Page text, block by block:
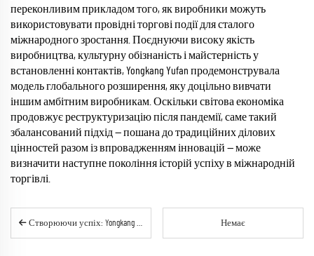
переконливим прикладом того, як виробники можуть
використовувати провідні торгові події для сталого
міжнародного зростання. Поєднуючи високу якість
виробництва, культурну обізнаність і майстерність у
встановленні контактів, Yongkang Yufan продемонструвала
модель глобального розширення, яку доцільно вивчати
іншим амбітним виробникам. Оскільки світова економіка
продовжує реструктуризацію після пандемії, саме такий
збалансований підхід — пошана до традиційних ділових
цінностей разом із впровадженням інновацій — може
визначити наступне покоління історій успіху в міжнародній
торгівлі.
Створюючи успіх: Yongkang Yufan прокладає інноваційний шлях у ЄНАП за рахунок стратегічних партнерств із в’єтнамськими мережами кав'ярень Немає